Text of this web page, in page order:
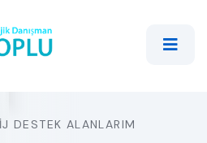
DESTEK ALANLARIM